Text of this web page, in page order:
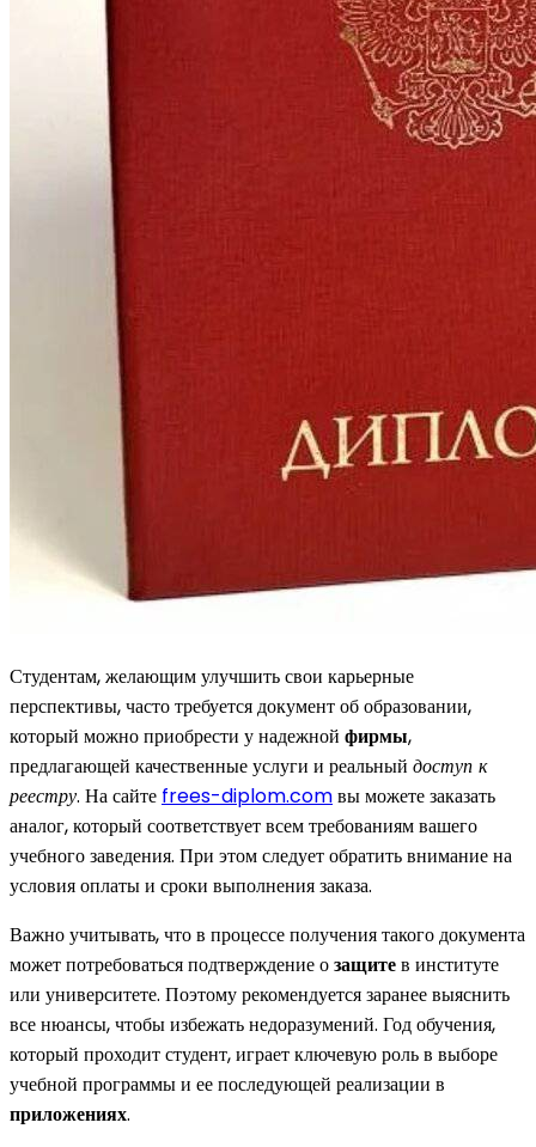
Студентам, желающим улучшить свои карьерные
перспективы, часто требуется документ об образовании,
который можно приобрести у надежной фирмы,
предлагающей качественные услуги и реальный доступ к
реестру. На сайте frees-diplom.comвы можете заказать
аналог, который соответствует всем требованиям вашего
учебного заведения. При этом следует обратить внимание на
условия оплаты и сроки выполнения заказа.
Важно учитывать, что в процессе получения такого документа
может потребоваться подтверждение озащитев институте
или университете. Поэтому рекомендуется заранее выяснить
все нюансы, чтобы избежать недоразумений. Год обучения,
который проходит студент, играет ключевую роль в выборе
учебной программы и ее последующей реализации в
приложениях.